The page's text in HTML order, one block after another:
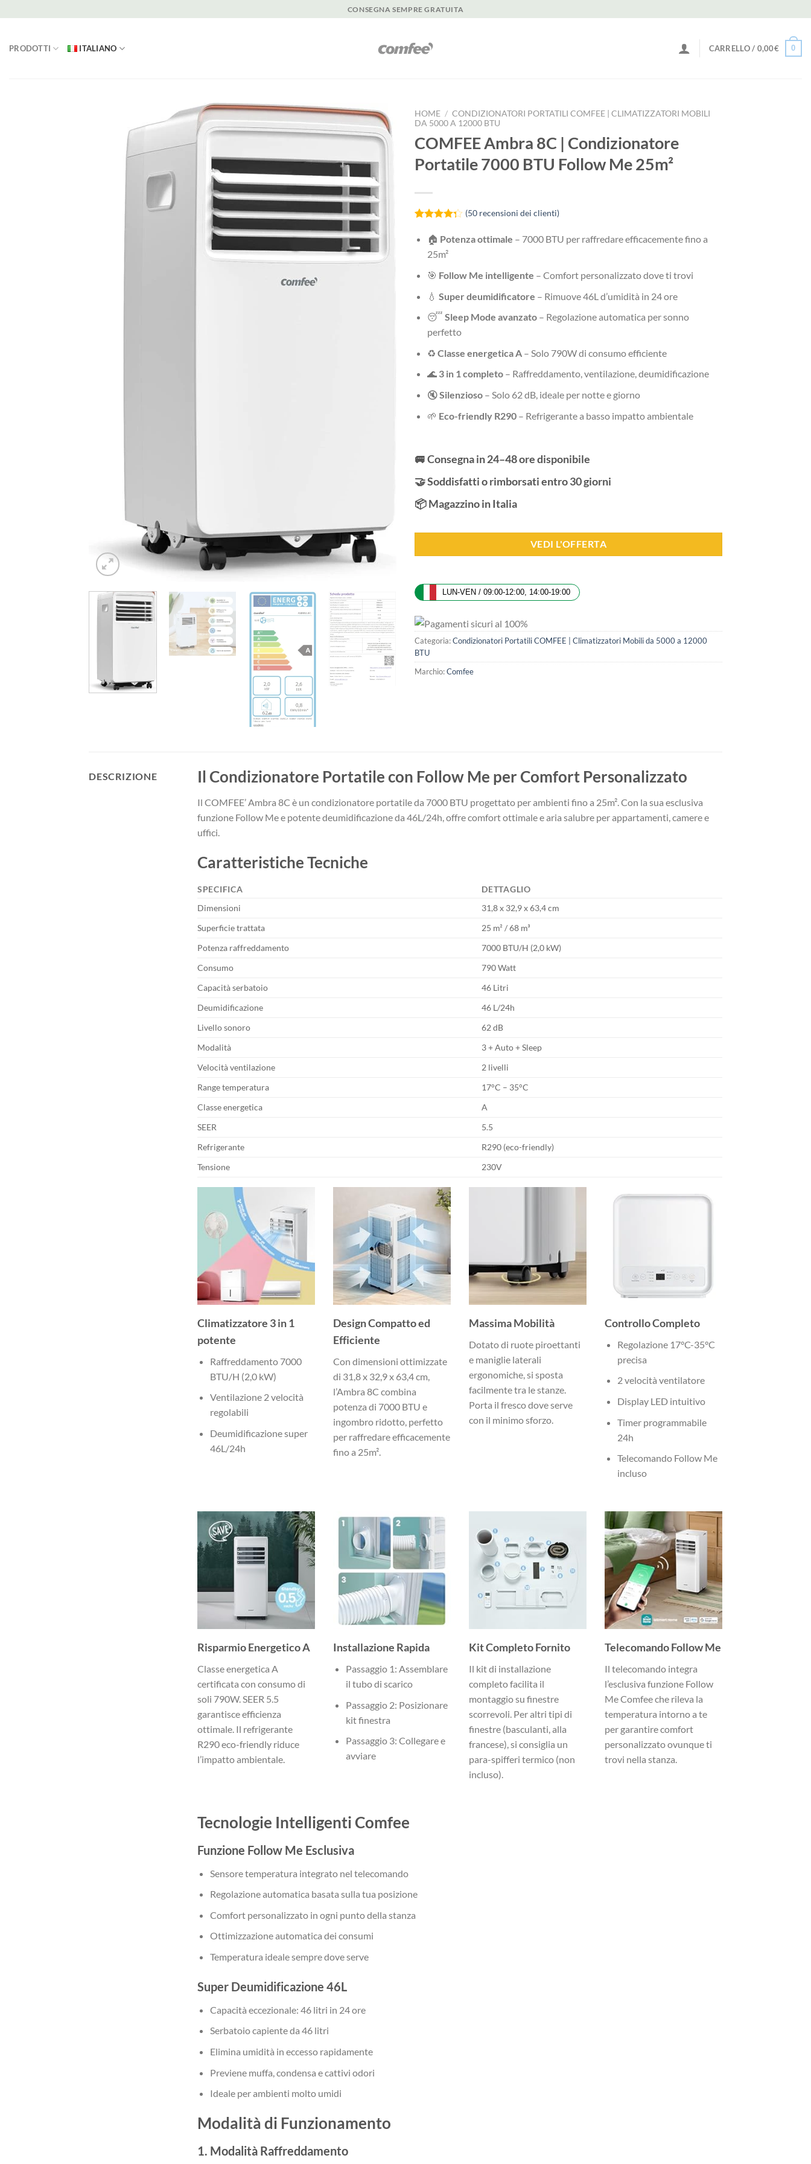
ai
CONSEGNA SEMPRE GRATUITA
PRODOTTI ITALIANO CARRELLO / 0,00€ 0
HOME / CONDIZIONATORI PORTATILI COMFEE | CLIMATIZZATORI MOBILI
DA 5000 A 12000 BTU
COMFEE Ambra 8C | Condizionatore
Portatile 7000 BTU Follow Me 25m²
4.24su 5
su base
(50recensioni dei clienti)
🏠 Potenza ottimale – 7000 BTU per raffredare efficacemente fino a
25m²
🎯 Follow Me intelligente – Comfort personalizzato dove ti trovi
💧 Super deumidificatore – Rimuove 46L d’umidità in 24 ore
😴 Sleep Mode avanzato– Regolazione automatica per sonno
perfetto
♻️ Classe energetica A– Solo 790W di consumo efficiente
🌊 3 in 1 completo– Raffreddamento, ventilazione, deumidificazione
🔇Silenzioso– Solo 62 dB, ideale per notte e giorno
🌱 Eco-friendly R290– Refrigerante a basso impatto ambientale
🚐 Consegna in 24–48 ore disponibile
🤝 Soddisfatti o rimborsati entro 30 giorni
📦 Magazzino in Italia
VEDI L'OFFERTA
LUN-VEN / 09:00-12:00, 14:00-19:00
Categoria:Condizionatori Portatili COMFEE | Climatizzatori Mobili da 5000 a 12000
BTU
Marchio:Comfee
DESCRIZIONE Il Condizionatore Portatile con Follow Me per Comfort Personalizzato
Il COMFEE’ Ambra 8C è un condizionatore portatile da 7000 BTU progettato per ambienti fino a 25m². Con la sua esclusiva
funzione Follow Me e potente deumidificazione da 46L/24h, offre comfort ottimale e aria salubre per appartamenti, camere e
uffici.
Caratteristiche Tecniche
SPECIFICA
DETTAGLIO
Dimensioni
31,8 x 32,9 x 63,4 cm
Superficie trattata
25 m² / 68 m³
Potenza raffreddamento
7000 BTU/H (2,0 kW)
Consumo
790 Watt
Capacità serbatoio
46 Litri
Deumidificazione
46 L/24h
Livello sonoro
62 dB
Modalità
3 + Auto + Sleep
Velocità ventilazione
2 livelli
Range temperatura
17°C – 35°C
Classe energetica
A
SEER
5.5
Refrigerante
R290 (eco-friendly)
Tensione
230V
Climatizzatore 3 in 1
potente
Raffreddamento 7000
BTU/H (2,0 kW)
Ventilazione 2 velocità
regolabili
Deumidificazione super
46L/24h
Design Compatto ed
Efficiente
Con dimensioni ottimizzate
di 31,8 x 32,9 x 63,4 cm,
l’Ambra 8C combina
potenza di 7000 BTU e
ingombro ridotto, perfetto
per raffredare efficacemente
fino a 25m².
Massima Mobilità
Dotato di ruote piroettanti
e maniglie laterali
ergonomiche, si sposta
facilmente tra le stanze.
Porta il fresco dove serve
con il minimo sforzo.
Controllo Completo
Regolazione 17°C-35°C
precisa
2 velocità ventilatore
Display LED intuitivo
Timer programmabile
24h
Telecomando Follow Me
incluso
Risparmio Energetico A
Classe energetica A
certificata con consumo di
soli 790W. SEER 5.5
garantisce efficienza
ottimale. Il refrigerante
R290 eco-friendly riduce
l’impatto ambientale.
Installazione Rapida
Passaggio 1: Assemblare
il tubo di scarico
Passaggio 2: Posizionare
kit finestra
Passaggio 3: Collegare e
avviare
Kit Completo Fornito
Il kit di installazione
completo facilita il
montaggio su finestre
scorrevoli. Per altri tipi di
finestre (basculanti, alla
francese), si consiglia un
para-spifferi termico (non
incluso).
Telecomando Follow Me
Il telecomando integra
l’esclusiva funzione Follow
Me Comfee che rileva la
temperatura intorno a te
per garantire comfort
personalizzato ovunque ti
trovi nella stanza.
Tecnologie Intelligenti Comfee
Funzione Follow Me Esclusiva
Sensore temperatura integrato nel telecomando
Regolazione automatica basata sulla tua posizione
Comfort personalizzato in ogni punto della stanza
Ottimizzazione automatica dei consumi
Temperatura ideale sempre dove serve
Super Deumidificazione 46L
Capacità eccezionale: 46 litri in 24 ore
Serbatoio capiente da 46 litri
Elimina umidità in eccesso rapidamente
Previene muffa, condensa e cattivi odori
Ideale per ambienti molto umidi
Modalità di Funzionamento
1. Modalità Raffreddamento